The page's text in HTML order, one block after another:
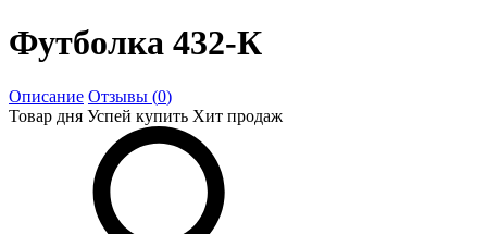
Футболка 432-К
Описание Отзывы (0)
Товар дня Успей купить Хит продаж